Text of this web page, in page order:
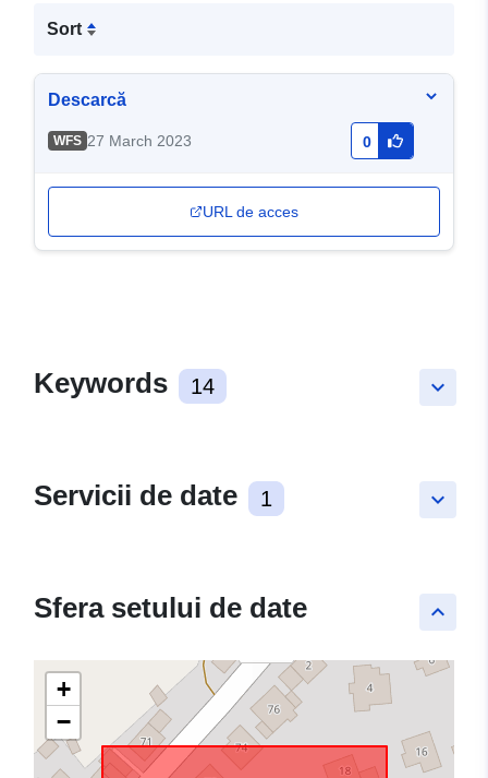
Sort
Descarcă
WFS 27 March 2023 0
URL de acces
keyboard_arrow_down
Keywords 14
keyboard_arrow_down
Servicii de date 1
keyboard_arrow_up
Sfera setului de date
+
−